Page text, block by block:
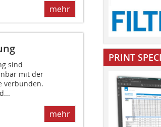
mehr
sind
mit der
verbunden.
mehr
PRINT